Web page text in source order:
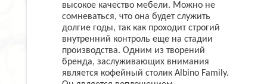
высокое качество мебели. Можно не
сомневаться, что она будет служить
долгие годы, так как проходит строгий
внутренний контроль еще на стадии
производства. Одним из творений
бренда, заслуживающих внимания
является кофейный столик Albino Family.